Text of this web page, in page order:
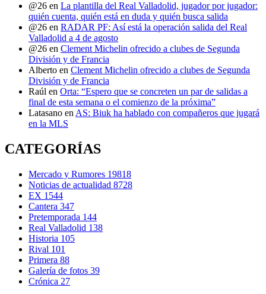
@26 en La plantilla del Real Valladolid, jugador por jugador:
quién cuenta, quién está en duda y quién busca salida
@26 en RADAR PF: Así está la operación salida del Real
Valladolid a 4 de agosto
@26 en Clement Michelin ofrecido a clubes de Segunda
División y de Francia
Alberto en Clement Michelin ofrecido a clubes de Segunda
División y de Francia
Raúl en Orta: “Espero que se concreten un par de salidas a
final de esta semana o el comienzo de la próxima”
Latasano en AS: Biuk ha hablado con compañeros que jugará
en la MLS
CATEGORÍAS
Mercado y Rumores 19818
Noticias de actualidad 8728
EX 1544
Cantera 347
Pretemporada 144
Real Valladolid 138
Historia 105
Rival 101
Primera 88
Galería de fotos 39
Crónica 27